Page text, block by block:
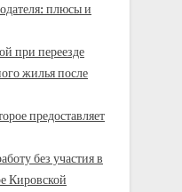
плюсы и
при переезде
жилья после
предоставляет
без участия в
Кировской